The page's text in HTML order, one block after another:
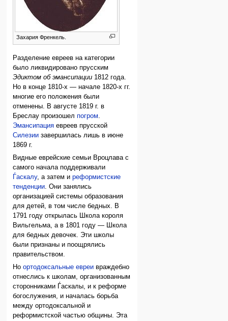
Захария Френкель.
Разделение евреев на категории
было ликвидировано прусским
Эдиктом об эмансипации 1812 года.
Но в конце 1810-х — начале 1820-х гг.
многие его положения были
отменены. В августе 1819 г. в
Бреслау произошелпогром
Эмансипация евреев прусской
Силезии завершилась лишь в июне
1869 г.
Видные еврейские семьи Вроцлава с
самого начала поддерживали
Ѓаскалу, а затем иреформистские
тенденции. Они занялись
организацией системы образования
для детей, в том числе бедных. В
1791 году открылась Школа короля
Вильгельма, а в 1801 году — Школа
для бедных девочек. Эти школы
были признаны и поощрялись
правительством.
Ноортодоксальные евреи враждебно
отнеслись к школам, организованным
сторонниками Ѓаскалы, и к реформе
богослужения, и началась борьба
между ортодоксальной и
реформистской частью общины. Эта